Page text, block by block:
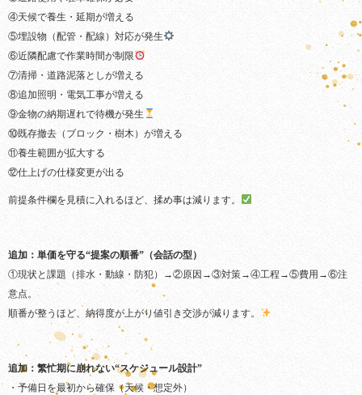
④天候で養生・延期が増える
⑤埋設物（配管・配線）対応が発生
⑥近隣配慮で作業時間が制限
⑦清掃・道路泥落としが増える
⑧追加照明・電気工事が増える
⑨金物の納期遅れで待機が発生
⑩既存撤去（ブロック・樹木）が増える
⑪養生範囲が拡大する
⑫仕上げの仕様変更が出る
前提条件欄を見積に入れるほど、揉め事は減ります。
追加：単価を守る“提案の順番”（会話の型）
①現状と課題（排水・動線・防犯）→②原因→③対策→④工程→⑤費用→⑥注
意点。
順番が整うほど、納得度が上がり値引き交渉が減ります。
追加：繁忙期に崩れない“スケジュール設計”
・予備日を最初から確保（天候・想定外）